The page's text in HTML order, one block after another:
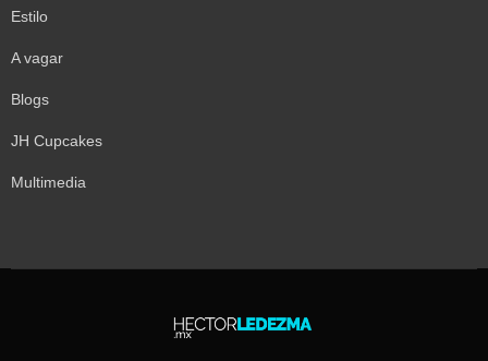
Estilo
A vagar
Blogs
JH Cupcakes
Multimedia